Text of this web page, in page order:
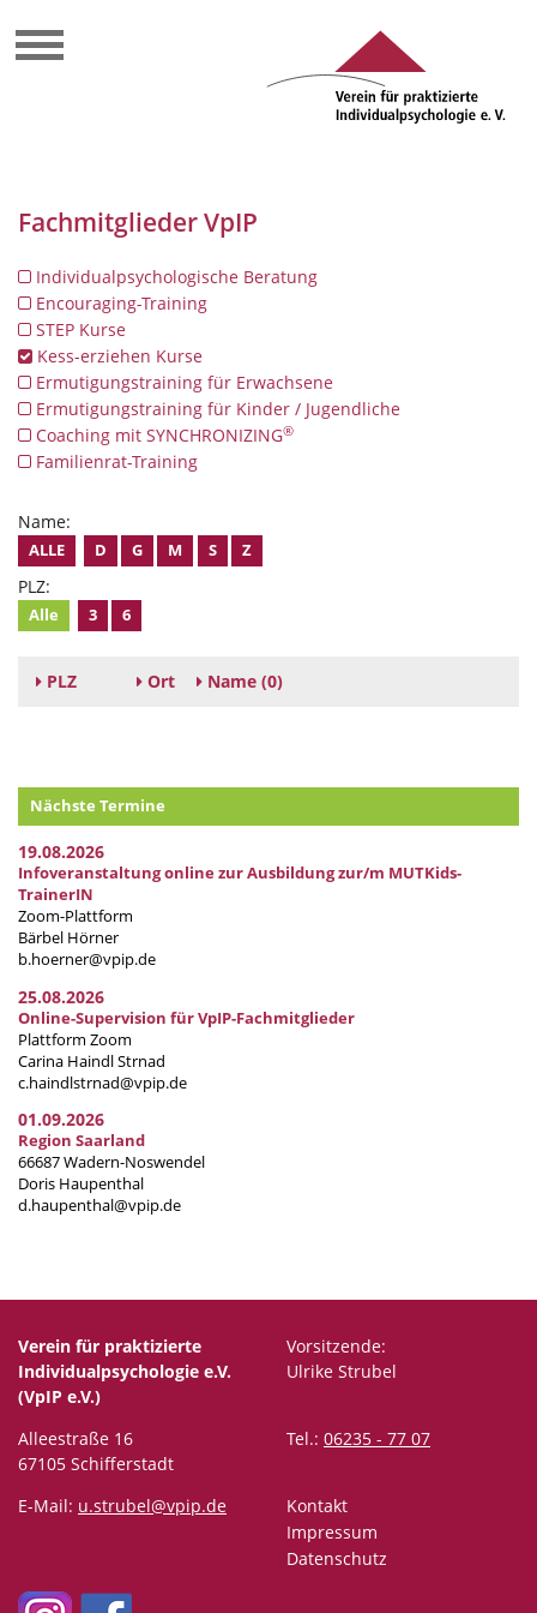
Fachmitglieder VpIP
Individualpsychologische Beratung
Encouraging-Training
STEP Kurse
Kess-erziehen Kurse
Ermutigungstraining für Erwachsene
Ermutigungstraining für Kinder / Jugendliche
Coaching mit SYNCHRONIZING®
Familienrat-Training
Name:
ALLE D G M S Z
PLZ:
Alle 3 6
PLZ Ort Name (0)
Nächste Termine
19.08.2026
Infoveranstaltung online zur Ausbildung zur/m MUTKids-
TrainerIN
Zoom-Plattform
Bärbel Hörner
b.hoerner@vpip.de
25.08.2026
Online-Supervision für VpIP-Fachmitglieder
Plattform Zoom
Carina Haindl Strnad
c.haindlstrnad@vpip.de
01.09.2026
Region Saarland
66687 Wadern-Noswendel
Doris Haupenthal
d.haupenthal@vpip.de
Verein für praktizierte
Individualpsychologie e.V.
(VpIP e.V.)
Vorsitzende:
Ulrike Strubel
Alleestraße 16
67105 Schifferstadt
Tel.: 06235 - 77 07
E-Mail: u.strubel@vpip.de
Kontakt
Impressum
Datenschutz